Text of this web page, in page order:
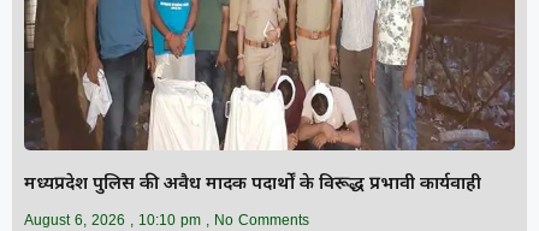
मध्यप्रदेश पुलिस की अवैध मादक पदार्थों के विरूद्ध प्रभावी कार्यवाही
August 6, 2026 10:10 pm No Comments